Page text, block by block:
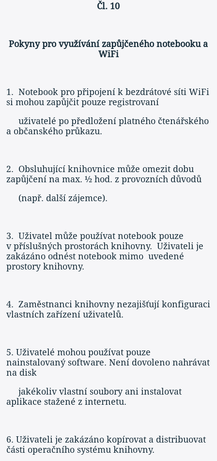
Čl. 10
Pokyny pro využívání zapůjčeného notebooku a
WiFi
1. Notebook pro připojení k bezdrátové síti WiFi
si mohou zapůjčit pouze registrovaní
uživatelé po předložení platného čtenářského
a občanského průkazu.
2. Obsluhující knihovnice může omezit dobu
zapůjčení na max. ½ hod. z provozních důvodů
(např. další zájemce).
3. Uživatel může používat notebook pouze
v příslušných prostorách knihovny. Uživateli je
zakázáno odnést notebook mimo uvedené
prostory knihovny.
4. Zaměstnanci knihovny nezajišťují konfiguraci
vlastních zařízení uživatelů.
5. Uživatelé mohou používat pouze
nainstalovaný software. Není dovoleno nahrávat
na disk
jakékoliv vlastní soubory ani instalovat
aplikace stažené z internetu.
6. Uživateli je zakázáno kopírovat a distribuovat
části operačního systému knihovny.